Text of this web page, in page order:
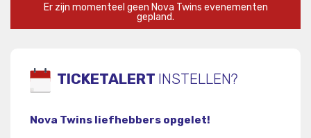
Er zijn momenteel geen Nova Twins evenementen
gepland.
TICKETALERT INSTELLEN?
Nova Twins liefhebbers opgelet!